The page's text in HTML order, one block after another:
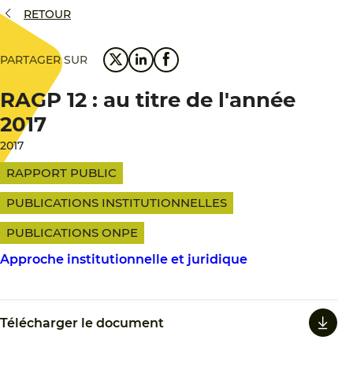
RETOUR
PARTAGER SUR
RAGP 12 : au titre de l'année
2017
2017
RAPPORT PUBLIC
PUBLICATIONS INSTITUTIONNELLES
PUBLICATIONS ONPE
Approche institutionnelle et juridique
Télécharger le document